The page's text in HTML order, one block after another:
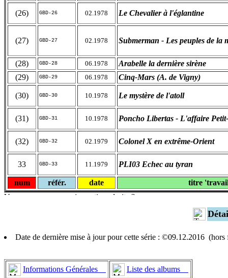
(26) GBD-26 02.1978 Le Chevalier à l'églantine
(27) GBD-27 02.1978 Submerman - Les peuples de la
(28) GBD-28 06.1978
Arabelle la dernière sirène
(29)
GBD-29 06.1978 Cinq-Mars (A. de Vigny)
(30) GBD-30 10.1978 Le mystère de l'atoll
(31) GBD-31 10.1978 Poncho Libertas - L'affaire
(32) GBD-32 02.1979 Colonel X en extrême-Orient
33 GBD-33 11.1979 PLI03 Echec au tyran
num référ. date titre
Date de dernière mise à jour pour cette série : ©09.12.2016 (hors
Informations Générales Liste des albums